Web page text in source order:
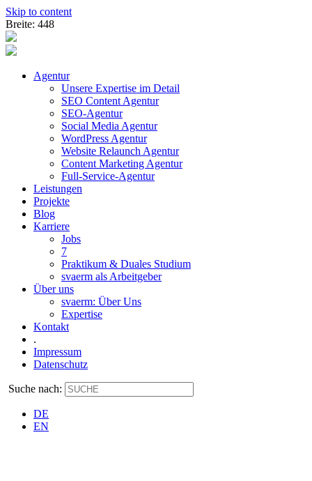
Skip to content
Breite: 448
Agentur
Unsere Expertise im Detail
SEO Content Agentur
SEO-Agentur
Social Media Agentur
WordPress Agentur
Website Relaunch Agentur
Content Marketing Agentur
Full-Service-Agentur
Leistungen
Projekte
Blog
Karriere
Jobs
7
Praktikum & Duales Studium
svaerm als Arbeitgeber
Über uns
svaerm: Über Uns
Expertise
Kontakt
.
Impressum
Datenschutz
Suche nach:
DE
EN